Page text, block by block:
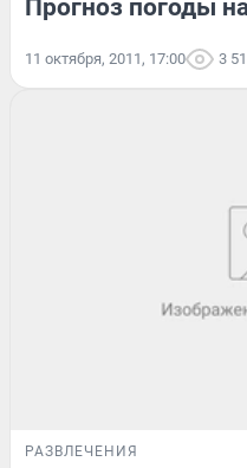
Прогноз погоды
11 октября, 2011, 17:00 3
РАЗВЛЕЧЕНИЯ